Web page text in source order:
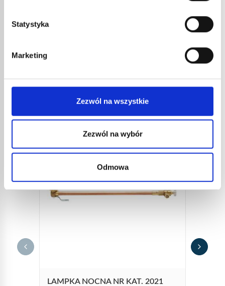
Statystyka
Marketing
Zezwól na wszystkie
Zezwól na wybór
Odmowa
Pistolet gazowy do obkurczania osłon
nr kat.:
INNE
REFERENCJE
LAMPKA NOCNA NR KAT. 2021